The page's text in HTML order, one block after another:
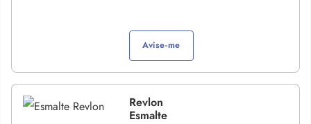
Avise-me
Revlon
Esmalte